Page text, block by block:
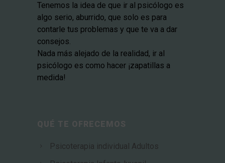
Tenemos la idea de que ir al psicólogo es
algo serio, aburrido, que solo es para
contarle tus problemas y que te va a dar
consejos.
Nada más alejado de la realidad, ir al
psicólogo es como hacer ¡zapatillas a
medida!
QUÉ TE OFRECEMOS
Psicoterapia individual Adultos